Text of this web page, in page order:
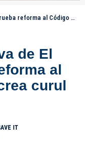
y crea curul para la diáspora
de El
al
curul